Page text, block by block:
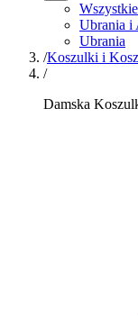
Ubrania i
Ubrania
/Koszulki i
/
Damska